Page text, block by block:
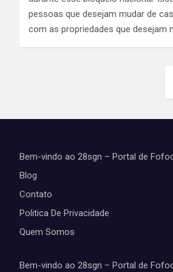
pessoas que desejam mudar de
com as propriedades que desejam
Bem-vindo ao 28sgn – Portal de
Blog
Contato
Politica De Privacidade
Quem Somos
Bem-vindo ao 28sgn – Portal de